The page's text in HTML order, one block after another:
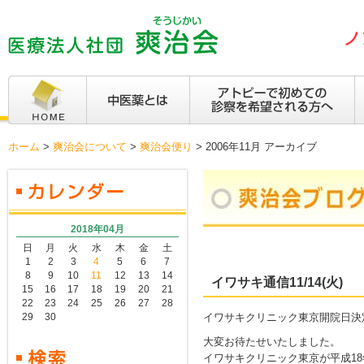
ホーム > 爽治会について > 爽治会便り > 2006年11月 アーカイブ
イワサキ通信11/14(火)
イワサキクリニック東京開院日決
大変お待たせいたしました。
イワサキクリニック東京が平成
2018年04月
日
月 火 水 木 金
土
1
2 3 4 5 6
7
8
9 10 11 12 13
14
15
16 17 18 19 20
21
22
23 24 25 26 27
28
29
30